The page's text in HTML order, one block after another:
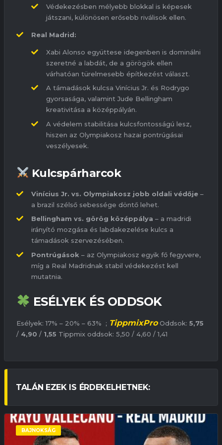
Védekezésben mélyebb blokkal is képesek
játszani, különösen erősebb riválisok ellen.
Real Madrid:
Xabi Alonso együttese idegenben is dominálni
szeretné a labdát, de a görögök ellen
várhatóan türelmesebb építkezést választ.
A támadások kulcsa Vinícius Jr. és Rodrygo
gyorsasága, valamint Jude Bellingham
kreativitása a középpályán.
A védelem stabilitása kulcsfontosságú lesz,
hiszen az Olympiakosz hazai pontrúgásai
veszélyesek.
Kulcspárharcok
Vinícius Jr. vs. Olympiakosz jobb oldali védője –
a brazil szélső sebessége döntő lehet.
Bellingham vs. görög középpálya – a madridi
irányító mozgása és labdakezelése kulcs a
támadások szervezésében.
Pontrúgások – az Olympiakosz egyik fő fegyvere,
míg a Real Madridnak stabil védekezést kell
mutatnia.
ESÉLYEK ÉS ODDSOK
Esélyek: 17% – 20% – 63% ; TippmixPro Oddsok: 5,75
/ 4,90 / 1,55 Tippmix oddsok: 5,50 / 4,60 / 1,41
TALÁN EZEK IS ÉRDEKELHETNEK:
BAJNOKSÁG